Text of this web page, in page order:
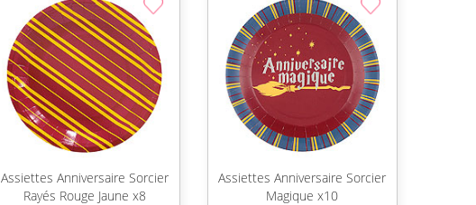
Assiettes Anniversaire Sorcier
Rayés Rouge Jaune x8
Assiettes Anniversaire Sorcier
Magique x10